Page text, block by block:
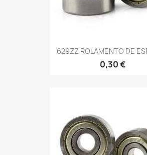
629ZZ ROLAMENTO DE
0,30 €